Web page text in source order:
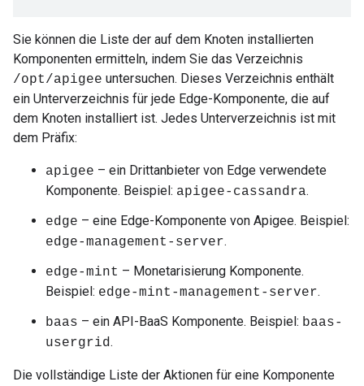
Sie können die Liste der auf dem Knoten installierten
Komponenten ermitteln, indem Sie das Verzeichnis
/opt/apigee untersuchen. Dieses Verzeichnis enthält
ein Unterverzeichnis für jede Edge-Komponente, die auf
dem Knoten installiert ist. Jedes Unterverzeichnis ist mit
dem Präfix:
apigee – ein Drittanbieter von Edge verwendete
Komponente. Beispiel: apigee-cassandra.
edge – eine Edge-Komponente von Apigee. Beispiel:
edge-management-server.
edge-mint – Monetarisierung Komponente.
Beispiel: edge-mint-management-server.
baas – ein API-BaaS Komponente. Beispiel: baas-
usergrid.
Die vollständige Liste der Aktionen für eine Komponente